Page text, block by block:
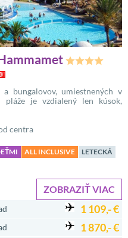
bungalovov, umiestnených v
pláže je vzdialený len kúsok,
centra
ALL INCLUSIVE LETECKÁ
ZOBRAZIŤ VIAC
1 109,- €
1 870,- €